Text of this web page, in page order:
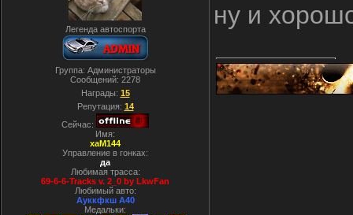
Легенда автоспорта
Группа: Администраторы
Сообщений: 2278
Награды: 15
Репутация: 14
Сейчас:
Имя:
xaM144
Управление в гонках:
да
Любимая трасса:
69-6-6-Tracks v. 2_0 by LkwFan
Любимый авто:
Ауккфкш А40
Медальки:
ну и